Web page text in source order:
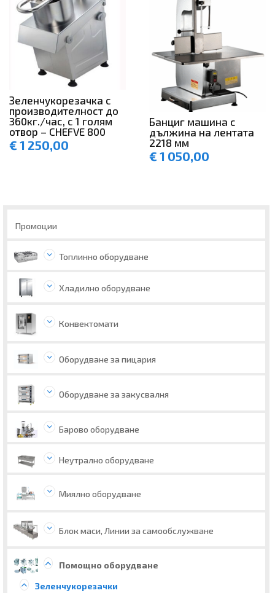
Зеленчукорезачка с
производителност до
360кг./час, с 1 голям
отвор – CHEFVE 800
€ 1 250,00
Банциг машина с
дължина на лентата
2218 мм
€ 1 050,00
Промоции
Топлинно оборудване
Хладилно оборудване
Конвектомати
Оборудване за пицария
Оборудване за закусвалня
Барово оборудване
Неутрално оборудване
Миялно оборудване
Блок маси, Линии за самообслужване
Помощно оборудване
Зеленчукорезачки